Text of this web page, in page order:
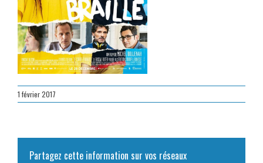
1 février 2017
Partagez cette information sur vos réseaux